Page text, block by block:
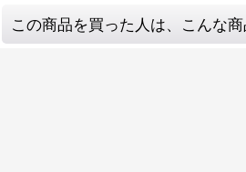
この商品を買った人は、こんな